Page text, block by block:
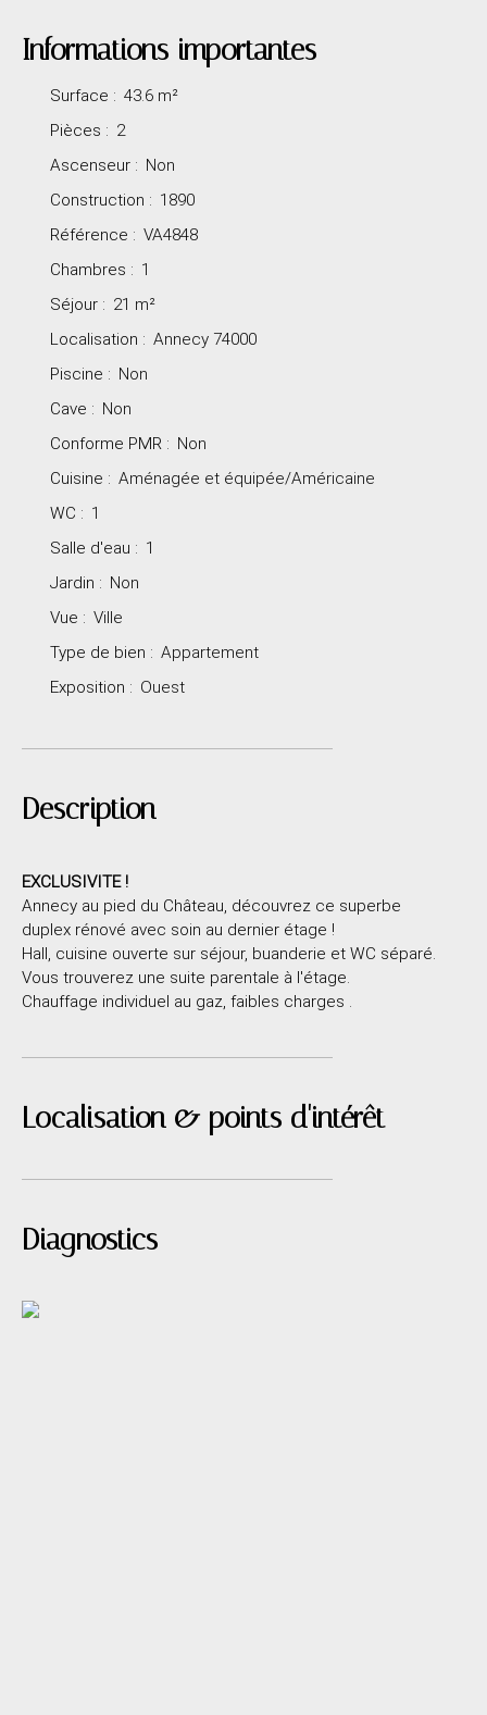
Informations importantes
Surface : 43.6 m²
Pièces : 2
Ascenseur : Non
Construction : 1890
Référence : VA4848
Chambres : 1
Séjour : 21 m²
Localisation : Annecy 74000
Piscine : Non
Cave : Non
Conforme PMR : Non
Cuisine : Aménagée et équipée/Américaine
WC : 1
Salle d'eau : 1
Jardin : Non
Vue : Ville
Type de bien : Appartement
Exposition : Ouest
Description
EXCLUSIVITE !
Annecy au pied du Château, découvrez ce superbe
duplex rénové avec soin au dernier étage !
Hall, cuisine ouverte sur séjour, buanderie et WC séparé.
Vous trouverez une suite parentale à l'étage.
Chauffage individuel au gaz, faibles charges .
Localisation & points d'intérêt
Diagnostics